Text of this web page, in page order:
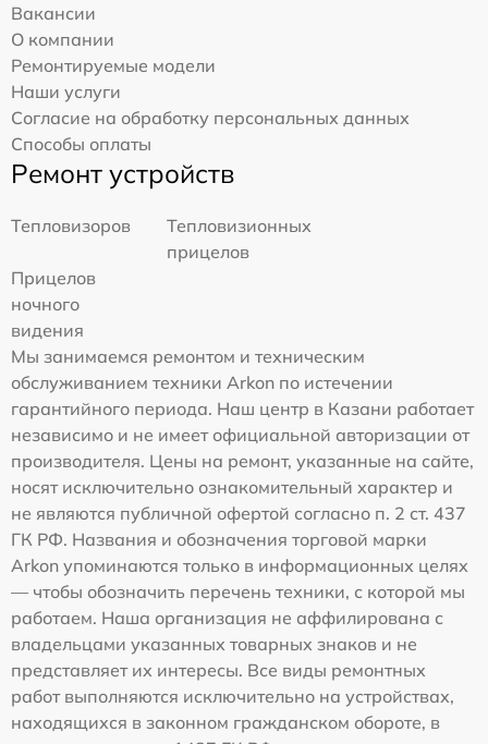
Вакансии
О компании
Ремонтируемые модели
Наши услуги
Согласие на обработку персональных данных
Способы оплаты
Ремонт устройств
Тепловизоров
Тепловизионных
прицелов
Прицелов
ночного
видения
Мы занимаемся ремонтом и техническим
обслуживанием техники Arkon по истечении
гарантийного периода. Наш центр в Казани работает
независимо и не имеет официальной авторизации от
производителя. Цены на ремонт, указанные на сайте,
носят исключительно ознакомительный характер и
не являются публичной офертой согласно п. 2 ст. 437
ГК РФ. Названия и обозначения торговой марки
Arkon упоминаются только в информационных целях
— чтобы обозначить перечень техники, с которой мы
работаем. Наша организация не аффилирована с
владельцами указанных товарных знаков и не
представляет их интересы. Все виды ремонтных
работ выполняются исключительно на устройствах,
находящихся в законном гражданском обороте, в